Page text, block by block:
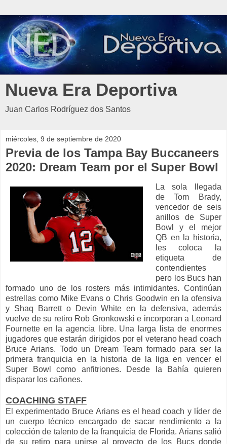
Nueva Era Deportiva
Juan Carlos Rodríguez dos Santos
miércoles, 9 de septiembre de 2020
Previa de los Tampa Bay Buccaneers
2020: Dream Team por el Super Bowl
La sola llegada
de Tom Brady,
vencedor de seis
anillos de Super
Bowl y el mejor
QB en la historia,
les coloca la
etiqueta de
contendientes
pero los Bucs han
formado uno de los rosters más intimidantes. Continúan
estrellas como Mike Evans o Chris Goodwin en la ofensiva
y Shaq Barrett o Devin White en la defensiva, además
vuelve de su retiro Rob Gronkowski e incorporan a Leonard
Fournette en la agencia libre. Una larga lista de enormes
jugadores que estarán dirigidos por el veterano head coach
Bruce Arians. Todo un Dream Team formado para ser la
primera franquicia en la historia de la liga en vencer el
Super Bowl como anfitriones. Desde la Bahía quieren
disparar los cañones.
COACHING STAFF
El experimentado Bruce Arians es el head coach y líder de
un cuerpo técnico encargado de sacar rendimiento a la
colección de talento de la franquicia de Florida. Arians salió
de su retiro para unirse al proyecto de los Bucs donde